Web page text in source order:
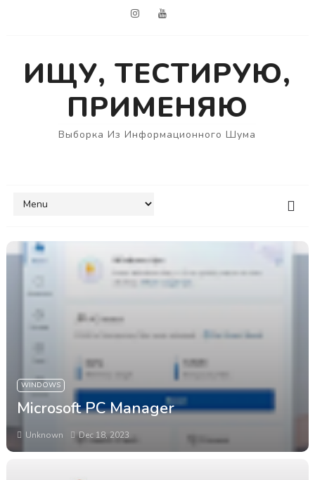
ИЩУ, ТЕСТИРУЮ,
ПРИМЕНЯЮ
Выборка Из Информационного Шума
WINDOWS
Microsoft PC Manager
Unknown Dec 18, 2023